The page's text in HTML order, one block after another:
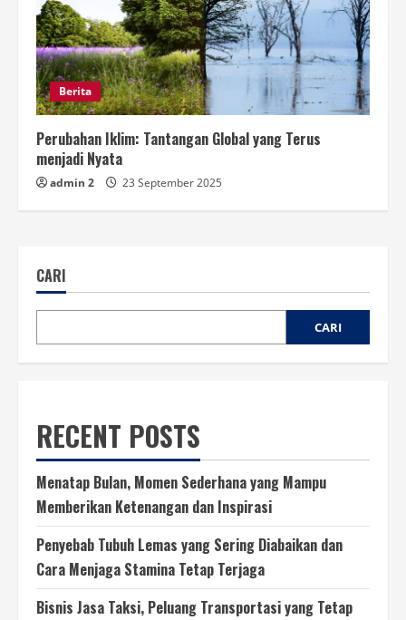
Berita
Perubahan Iklim: Tantangan Global yang Terus
menjadi Nyata
admin 2 23 September 2025
CARI
CARI
RECENT POSTS
Menatap Bulan, Momen Sederhana yang Mampu
Memberikan Ketenangan dan Inspirasi
Penyebab Tubuh Lemas yang Sering Diabaikan dan
Cara Menjaga Stamina Tetap Terjaga
Bisnis Jasa Taksi, Peluang Transportasi yang Tetap